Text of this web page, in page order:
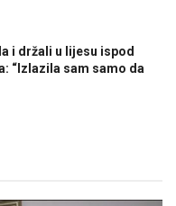
i držali u lijesu ispod
“Izlazila sam samo da